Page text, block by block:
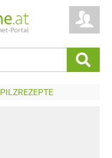
PILZREZEPTE